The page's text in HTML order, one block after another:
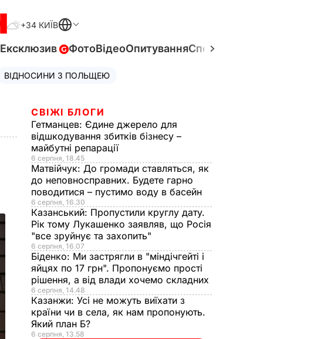
+34 КИЇВ
Ексклюзив ФотоВідеоОпитуванняСпецпроєкти
ВІДНОСИНИ З ПОЛЬЩЕЮ
СВІЖІ БЛОГИ
Гетманцев: Єдине джерело для
відшкодування збитків бізнесу –
майбутні репарації
6 серпня, 18.45
Матвійчук: До громади ставляться, як
до неповносправних. Будете гарно
поводитися – пустимо воду в басейн
6 серпня, 16.30
Казанський: Пропустили круглу дату.
Рік тому Лукашенко заявляв, що Росія
"все зруйнує та захопить"
6 серпня, 16.07
Біденко: Ми застрягли в "міндічгейті і
яйцях по 17 грн". Пропонуємо прості
рішення, а від влади хочемо складних
6 серпня, 14.48
Казанжи: Усі не можуть виїхати з
країни чи в села, як нам пропонують.
Який план Б?
6 серпня, 13.58